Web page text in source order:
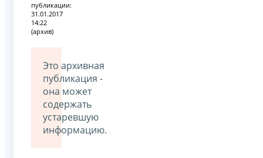
публикации:
31.01.2017
14:22
(архив)
Это архивная
публикация -
она может
содержать
устаревшую
информацию.